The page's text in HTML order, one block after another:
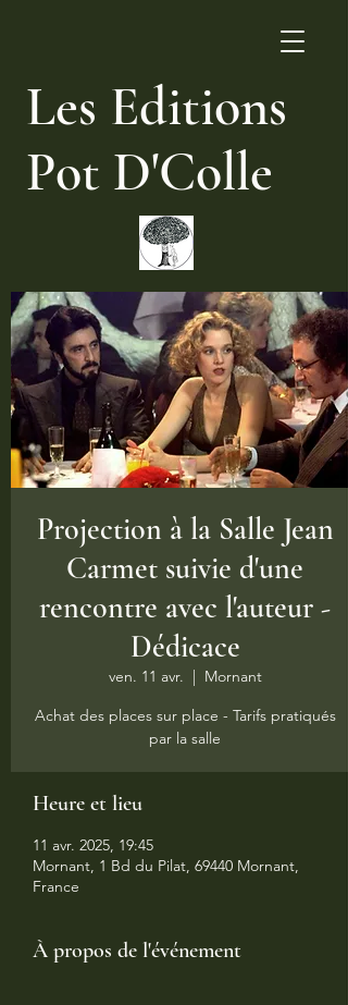
Les Editions
Pot D'Colle
Projection à la Salle Jean
Carmet suivie d'une
rencontre avec l'auteur -
Dédicace
ven. 11 avr.
  |
Mornant
Achat des places sur place - Tarifs pratiqués
par la salle
Heure et lieu
11 avr. 2025, 19:45
Mornant, 1 Bd du Pilat, 69440 Mornant,
France
À propos de l'événement